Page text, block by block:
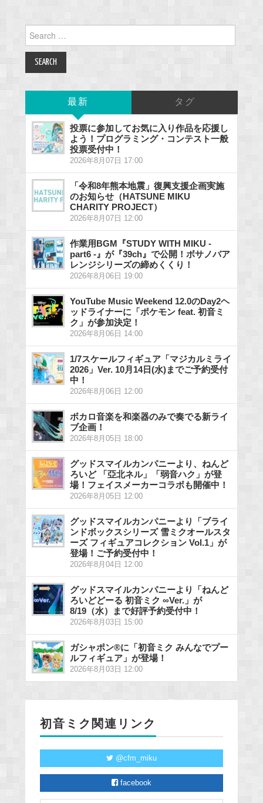
for:
最新 タグ
投票に参加してお気に入り作品を応援し
よう！プログラミング・コンテスト一般
投票受付中！
2026年8月07日 17:00
「令和8年熊本地震」復興支援企画実施
のお知らせ（HATSUNE MIKU
CHARITY PROJECT）
2026年8月07日 12:00
作業用BGM『STUDY WITH MIKU -
part6 -』が『39ch』で公開！ボサノバア
レンジシリーズの締めくくり！
2026年8月06日 19:00
YouTube Music Weekend 12.0のDay2ヘ
ッドライナーに「ポケモン feat. 初音ミ
ク」が参加決定！
2026年8月06日 14:00
1/7スケールフィギュア「マジカルミライ
2026」Ver. 10月14日(水)までご予約受付
中！
2026年8月06日 12:00
ボカロ音楽を和楽器のみで奏でる新ライ
ブ企画！
2026年8月05日 18:00
グッドスマイルカンパニーより、ねんど
ろいど 「亞北ネル」「弱音ハク」が登
場！フェイスメーカーコラボも開催中！
2026年8月05日 12:00
グッドスマイルカンパニーより「ブライ
ンドボックスシリーズ 雪ミクオールスタ
ーズ フィギュアコレクション Vol.1」が
登場！ご予約受付中！
2026年8月04日 12:00
グッドスマイルカンパニーより「ねんど
ろいどどーる 初音ミク ∞Ver.」が
8/19（水）まで好評予約受付中！
2026年8月03日 15:00
ガシャポン®に「初音ミク みんなでプー
ルフィギュア」が登場！
2026年8月03日 12:00
初音ミク関連リンク
@cfm_miku
facebook